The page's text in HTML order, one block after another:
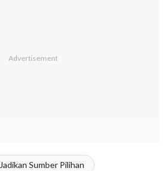
Jadikan Sumber Pilihan